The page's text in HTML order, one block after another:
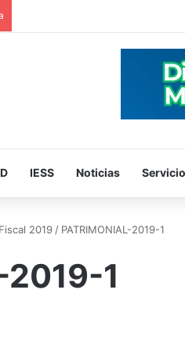
IESS Noticias
2019 / PATRIMONIAL-2019-1
2019-1